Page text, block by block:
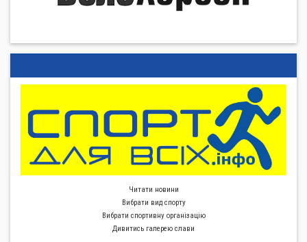
Читати новини
Вибрати вид спорту
Вибрати спортивну органiзацiю
Дивитись галерею слави